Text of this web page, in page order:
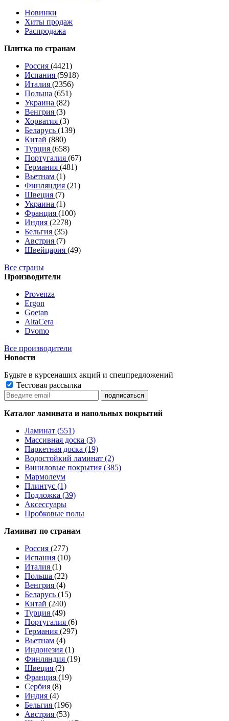
Новинки
Хиты продаж
Распродажа
Плитка по странам
Россия (4421)
Испания (5918)
Италия (2356)
Польша (651)
Украина (82)
Венгрия (3)
Хорватия (3)
Беларусь (139)
Китай (880)
Турция (658)
Португалия (67)
Германия (481)
Вьетнам (1)
Финляндия (21)
Швеция (7)
Украина (1)
Франция (100)
Индия (2278)
Бельгия (35)
Австрия (7)
Швейцария (49)
Все страны
Производители
Provenza
Ergon
Goetan
AltaСera
Dvomo
Все производители
Новости
Будьте в курсенаших акций и спецпредложений
Тестовая рассылка
Каталог ламината и напольных покрытий
Ламинат (551)
Массивная доска (3)
Паркетная доска (19)
Водостойкий ламинат (2)
Виниловые покрытия (385)
Мармолеум
Плинтус (1)
Подложка (39)
Аксессуары
Пробковые полы
Ламинат по странам
Россия (277)
Испания (10)
Италия (1)
Польша (22)
Венгрия (4)
Беларусь (15)
Китай (240)
Турция (49)
Португалия (6)
Германия (297)
Вьетнам (4)
Индонезия (1)
Финляндия (19)
Швеция (2)
Франция (19)
Сербия (8)
Индия (4)
Бельгия (196)
Австрия (53)